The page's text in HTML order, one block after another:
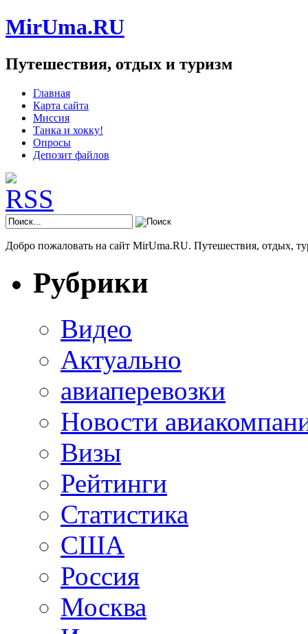
MirUma.RU
Путешествия, отдых и туризм
Главная
Карта сайта
Миссия
Танка и хокку!
Опросы
Депозит файлов
Добро пожаловать на сайт MirUma.RU. Путешествия, отдых,
Рубрики
Видео
Актуально
авиаперевозки
Новости
Визы
Рейтинги
Статистика
США
Россия
Москва